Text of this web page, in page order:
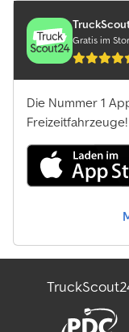
Gratis im
Die Nummer 1
Freizeitfahrzeuge!